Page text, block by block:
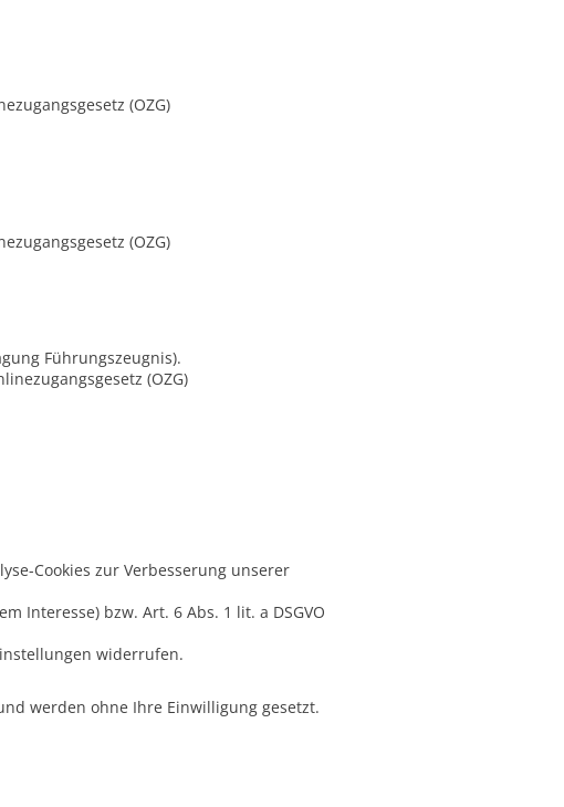
(OZG)
(OZG)
Führungszeugnis).
(OZG)
Cookies zur Verbesserung unserer
Interesse) bzw. Art. 6 Abs. 1 lit. a DSGVO
widerrufen.
werden ohne Ihre Einwilligung gesetzt.